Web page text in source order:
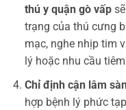
thú y quận gò vấpsẽ
trạng của thú cưng
mạc, nghe nhịp tim
lý hoặc nhu cầu
Chỉ định cận lâm
hợp bệnh lý phức